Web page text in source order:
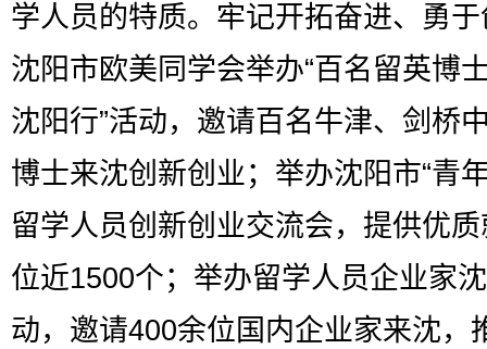
学人员的特质。牢记开拓奋进、勇
沈阳市欧美同学会举办“百名留英博
沈阳行”活动，邀请百名牛津、剑桥
博士来沈创新创业；举办沈阳市“青
留学人员创新创业交流会，提供优
位近1500个；举办留学人员企业家
动，邀请400余位国内企业家来沈，